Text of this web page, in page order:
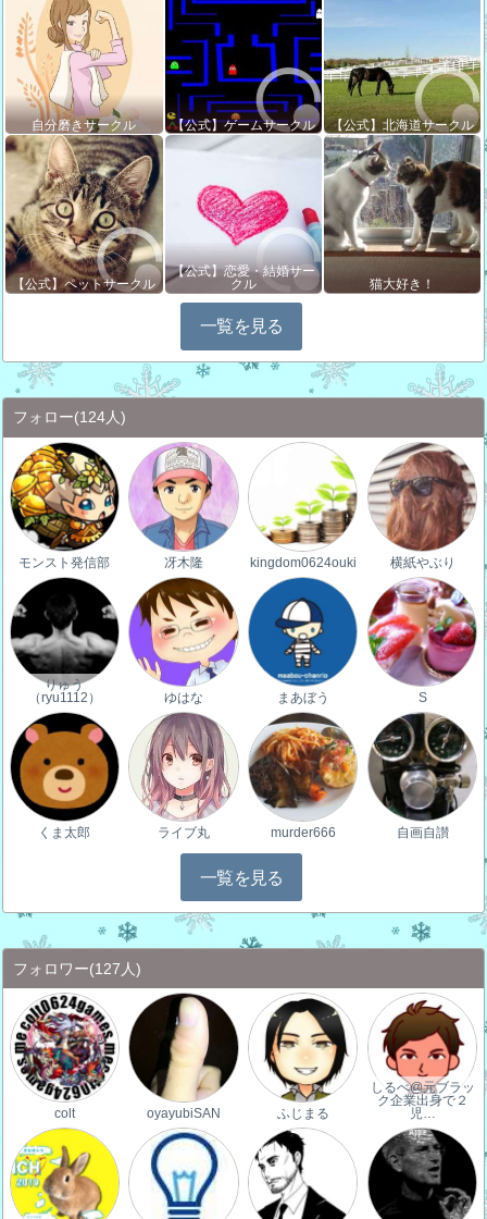
自分磨きサークル 【公式】ゲームサークル 【公式】北海道サークル
【公式】ペットサークル
【公式】恋愛・結婚サー
クル
猫大好き！
一覧を見る
フォロー(124人)
モンスト発信部 冴木隆 kingdom0624ouki 横紙やぶり
りゅう
（ryu1112）
ゆはな まあぼう S
くま太郎 ライブ丸 murder666 自画自讃
一覧を見る
フォロワー(127人)
colt oyayubiSAN ふじまる
しるべ@元ブラッ
ク企業出身で２
児…